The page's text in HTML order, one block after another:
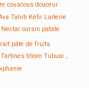
couscous douceur
Tahiti Kéfir Laiterie
Nectar oursin patate
pâte de fruits
Tartines titioro Tubuai ;